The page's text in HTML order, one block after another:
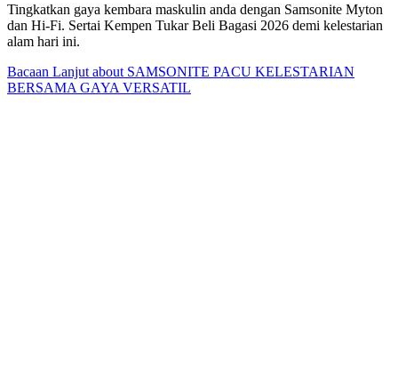
Tingkatkan gaya kembara maskulin anda dengan Samsonite Myton
dan Hi-Fi. Sertai Kempen Tukar Beli Bagasi 2026 demi kelestarian
alam hari ini.
Bacaan Lanjut about SAMSONITE PACU KELESTARIAN
BERSAMA GAYA VERSATIL